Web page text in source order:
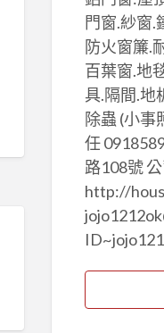
門窗.紗窗.
防火窗簾.
百葉窗.地
具.隔間.地
除蟲 (小事
任
路108號
http://